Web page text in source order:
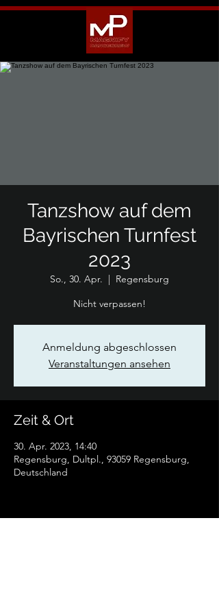
Tanzshow auf dem
Bayrischen Turnfest
2023
So., 30. Apr.
  |
Regensburg
Nicht verpassen!
Anmeldung abgeschlossen
Veranstaltungen ansehen
Zeit & Ort
30. Apr. 2023, 14:40
Regensburg, Dultpl., 93059 Regensburg,
Deutschland